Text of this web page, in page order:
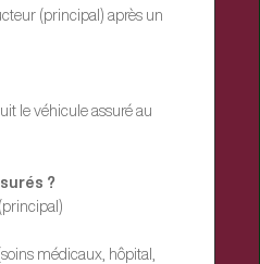
(principal) après un
le véhicule assuré au
?
médicaux, hôpital,